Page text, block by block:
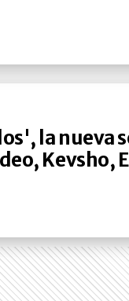
la nueva
Kevsho,